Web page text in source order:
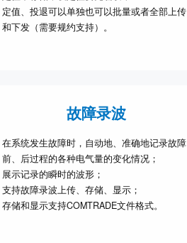
定值、投退可以单独也可以批量或者全部上传
和下发（需要规约支持）。
故障录波
在系统发生故障时，自动地、准确地记录故障
前、后过程的各种电气量的变化情况；
展示记录的瞬时的波形；
支持故障录波上传、存储、显示；
存储和显示支持COMTRADE文件格式。